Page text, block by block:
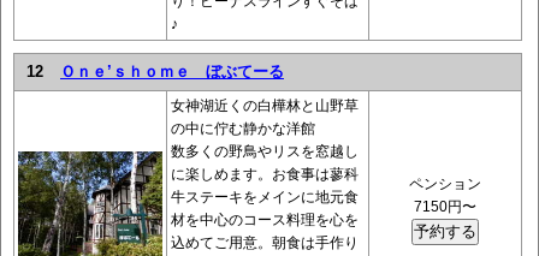
♪
12 Ｏｎｅ’ｓｈｏｍｅ ぼぶてーる
女神湖近くの白樺林と山野草
の中に佇む静かな洋館
数多くの野鳥やリスを窓越し
に楽しめます。お食事は蓼科
牛ステーキをメインに地元食
材を中心のコース料理を心を
込めてご用意。朝食は手作り
ペンション
7150円〜